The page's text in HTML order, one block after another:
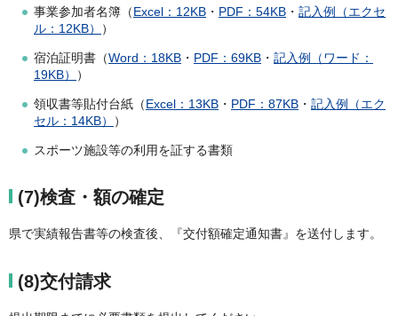
事業参加者名簿（Excel：12KB ・ PDF：54KB ・ 記入例（エクセ
ル：12KB）
）
宿泊証明書（Word：18KB ・ PDF：69KB ・ 記入例（ワード：
19KB）
）
領収書等貼付台紙（Excel：13KB ・ PDF：87KB ・ 記入例（エク
セル：14KB）
）
スポーツ施設等の利用を証する書類
(7)検査・額の確定
県で実績報告書等の検査後、『交付額確定通知書』を送付します。
(8)交付請求